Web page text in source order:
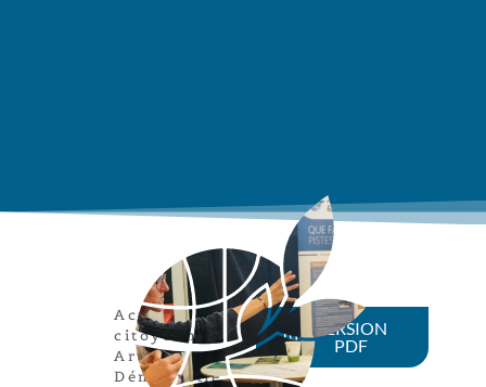
Actions
citoyennes
,
Article,
Démocratie,
VERSION
PDF